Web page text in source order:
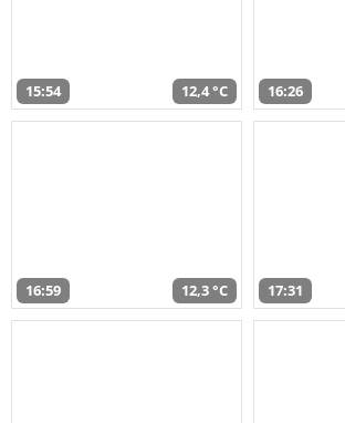
15:54 12,4 °C 16:26
16:59 12,3 °C 17:31